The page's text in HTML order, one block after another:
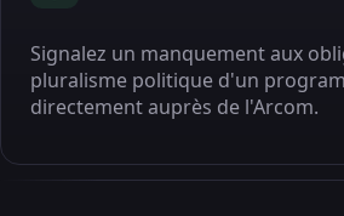
Signalez un manquement aux
pluralisme politique d'un
directement auprès de l'Arcom.